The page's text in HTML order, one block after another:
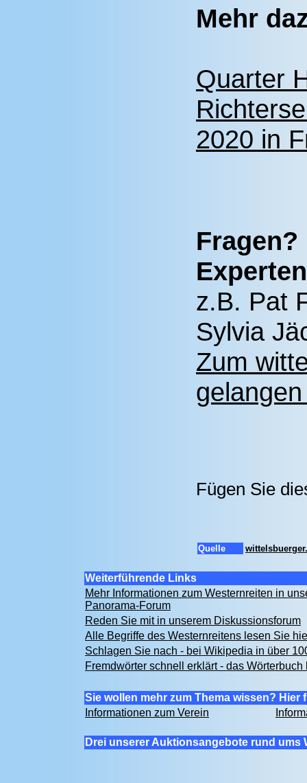
Mehr
Quarter
2020 in
z.B. Pat
Sylvia
Zum
Fügen Sie
Quelle
Weiterführende Links
Mehr Informationen zum Westernreiten in
Panorama-Forum
Reden Sie mit in unserem Diskussionsforum
Alle Begriffe des Westernreitens lesen Sie
Schlagen Sie nach - bei Wikipedia in über
Fremdwörter schnell erklärt - das Wörterbuch
Sie wollen mehr zum Thema wissen? Hier
Informationen zum Verein
Drei unserer Auktionsangebote rund ums